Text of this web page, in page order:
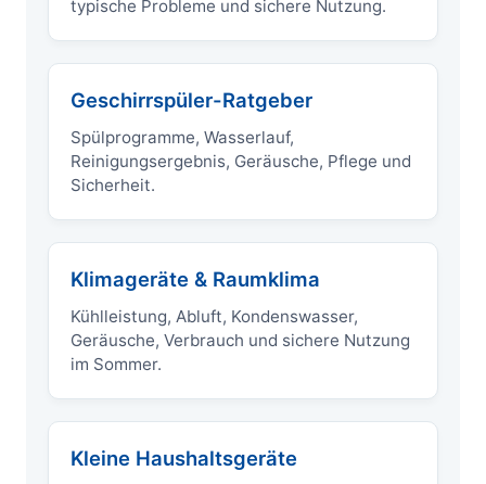
typische Probleme und sichere Nutzung.
Geschirrspüler-Ratgeber
Spülprogramme, Wasserlauf,
Reinigungsergebnis, Geräusche, Pflege und
Sicherheit.
Klimageräte & Raumklima
Kühlleistung, Abluft, Kondenswasser,
Geräusche, Verbrauch und sichere Nutzung
im Sommer.
Kleine Haushaltsgeräte